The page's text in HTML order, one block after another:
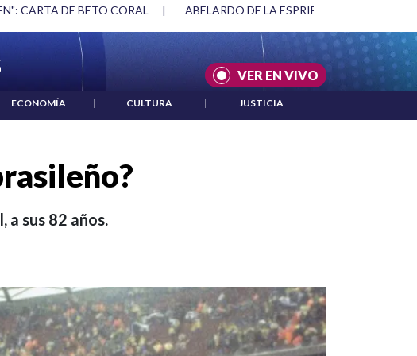
DE LA ESPRIELLA Y DMG | ACUERDOS ENTRE ESTADOS UNIDOS E
VER EN VIVO
ECONOMÍA | CULTURA | JUSTICIA
sus 82 años.